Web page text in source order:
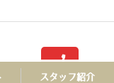
TEL
スタッフ紹介